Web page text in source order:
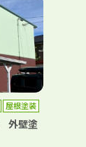
屋根塗装
外壁塗